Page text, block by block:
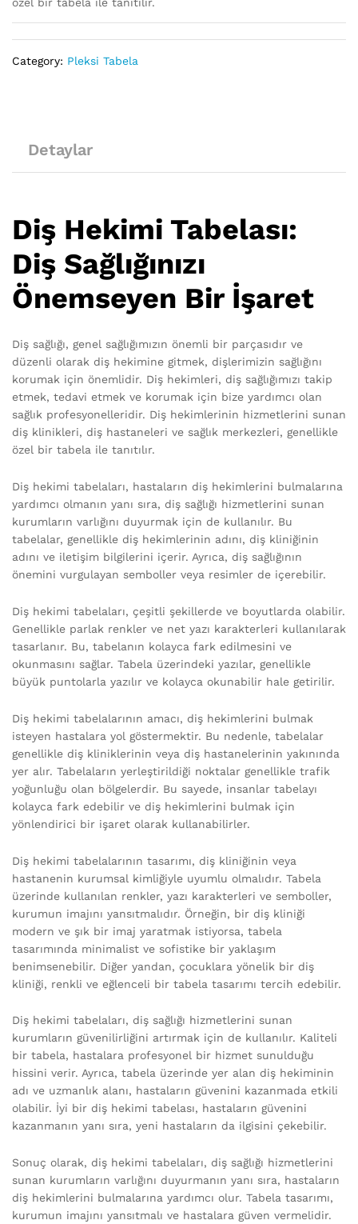
özel bir tabela ile tanıtılır.
Category: Pleksi Tabela
Detaylar
Diş Hekimi Tabelası:
Diş Sağlığınızı
Önemseyen Bir İşaret
Diş sağlığı, genel sağlığımızın önemli bir parçasıdır ve
düzenli olarak diş hekimine gitmek, dişlerimizin sağlığını
korumak için önemlidir. Diş hekimleri, diş sağlığımızı takip
etmek, tedavi etmek ve korumak için bize yardımcı olan
sağlık profesyonelleridir. Diş hekimlerinin hizmetlerini sunan
diş klinikleri, diş hastaneleri ve sağlık merkezleri, genellikle
özel bir tabela ile tanıtılır.
Diş hekimi tabelaları, hastaların diş hekimlerini bulmalarına
yardımcı olmanın yanı sıra, diş sağlığı hizmetlerini sunan
kurumların varlığını duyurmak için de kullanılır. Bu
tabelalar, genellikle diş hekimlerinin adını, diş kliniğinin
adını ve iletişim bilgilerini içerir. Ayrıca, diş sağlığının
önemini vurgulayan semboller veya resimler de içerebilir.
Diş hekimi tabelaları, çeşitli şekillerde ve boyutlarda olabilir.
Genellikle parlak renkler ve net yazı karakterleri kullanılarak
tasarlanır. Bu, tabelanın kolayca fark edilmesini ve
okunmasını sağlar. Tabela üzerindeki yazılar, genellikle
büyük puntolarla yazılır ve kolayca okunabilir hale getirilir.
Diş hekimi tabelalarının amacı, diş hekimlerini bulmak
isteyen hastalara yol göstermektir. Bu nedenle, tabelalar
genellikle diş kliniklerinin veya diş hastanelerinin yakınında
yer alır. Tabelaların yerleştirildiği noktalar genellikle trafik
yoğunluğu olan bölgelerdir. Bu sayede, insanlar tabelayı
kolayca fark edebilir ve diş hekimlerini bulmak için
yönlendirici bir işaret olarak kullanabilirler.
Diş hekimi tabelalarının tasarımı, diş kliniğinin veya
hastanenin kurumsal kimliğiyle uyumlu olmalıdır. Tabela
üzerinde kullanılan renkler, yazı karakterleri ve semboller,
kurumun imajını yansıtmalıdır. Örneğin, bir diş kliniği
modern ve şık bir imaj yaratmak istiyorsa, tabela
tasarımında minimalist ve sofistike bir yaklaşım
benimsenebilir. Diğer yandan, çocuklara yönelik bir diş
kliniği, renkli ve eğlenceli bir tabela tasarımı tercih edebilir.
Diş hekimi tabelaları, diş sağlığı hizmetlerini sunan
kurumların güvenilirliğini artırmak için de kullanılır. Kaliteli
bir tabela, hastalara profesyonel bir hizmet sunulduğu
hissini verir. Ayrıca, tabela üzerinde yer alan diş hekiminin
adı ve uzmanlık alanı, hastaların güvenini kazanmada etkili
olabilir. İyi bir diş hekimi tabelası, hastaların güvenini
kazanmanın yanı sıra, yeni hastaların da ilgisini çekebilir.
Sonuç olarak, diş hekimi tabelaları, diş sağlığı hizmetlerini
sunan kurumların varlığını duyurmanın yanı sıra, hastaların
diş hekimlerini bulmalarına yardımcı olur. Tabela tasarımı,
kurumun imajını yansıtmalı ve hastalara güven vermelidir.